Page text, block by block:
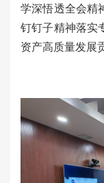
学深悟透全会精
钉钉子精神落实
资产高质量发展